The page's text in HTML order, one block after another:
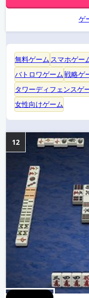
ゲ
無料ゲーム スマホゲー
バトロワゲーム戦略ゲ
タワーディフェンスゲ
女性向けゲーム
12